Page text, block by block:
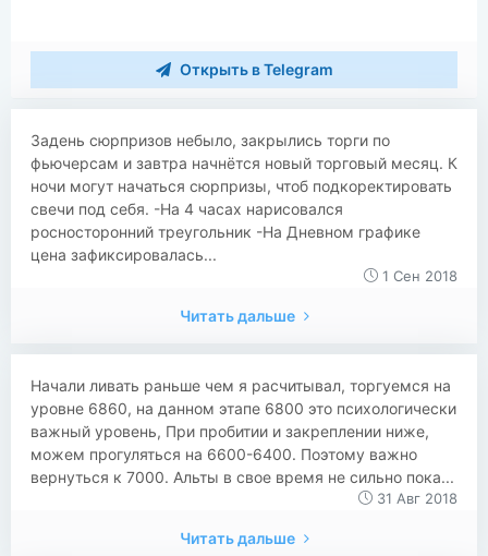
Открыть в Telegram
​​Задень сюрпризов небыло, закрылись торги по
фьючерсам и завтра начнётся новый торговый месяц. К
ночи могут начаться сюрпризы, чтоб подкоректировать
свечи под себя. -На 4 часах нарисовался
росносторонний треугольник -На Дневном графике
цена зафиксировалась...
1 Сен 2018
Читать дальше
​​Начали ливать раньше чем я расчитывал, торгуемся на
уровне 6860, на данном этапе 6800 это психологически
важный уровень, При пробитии и закреплении ниже,
можем прогуляться на 6600-6400. Поэтому важно
вернуться к 7000. Альты в свое время не сильно пока...
31 Авг 2018
Читать дальше